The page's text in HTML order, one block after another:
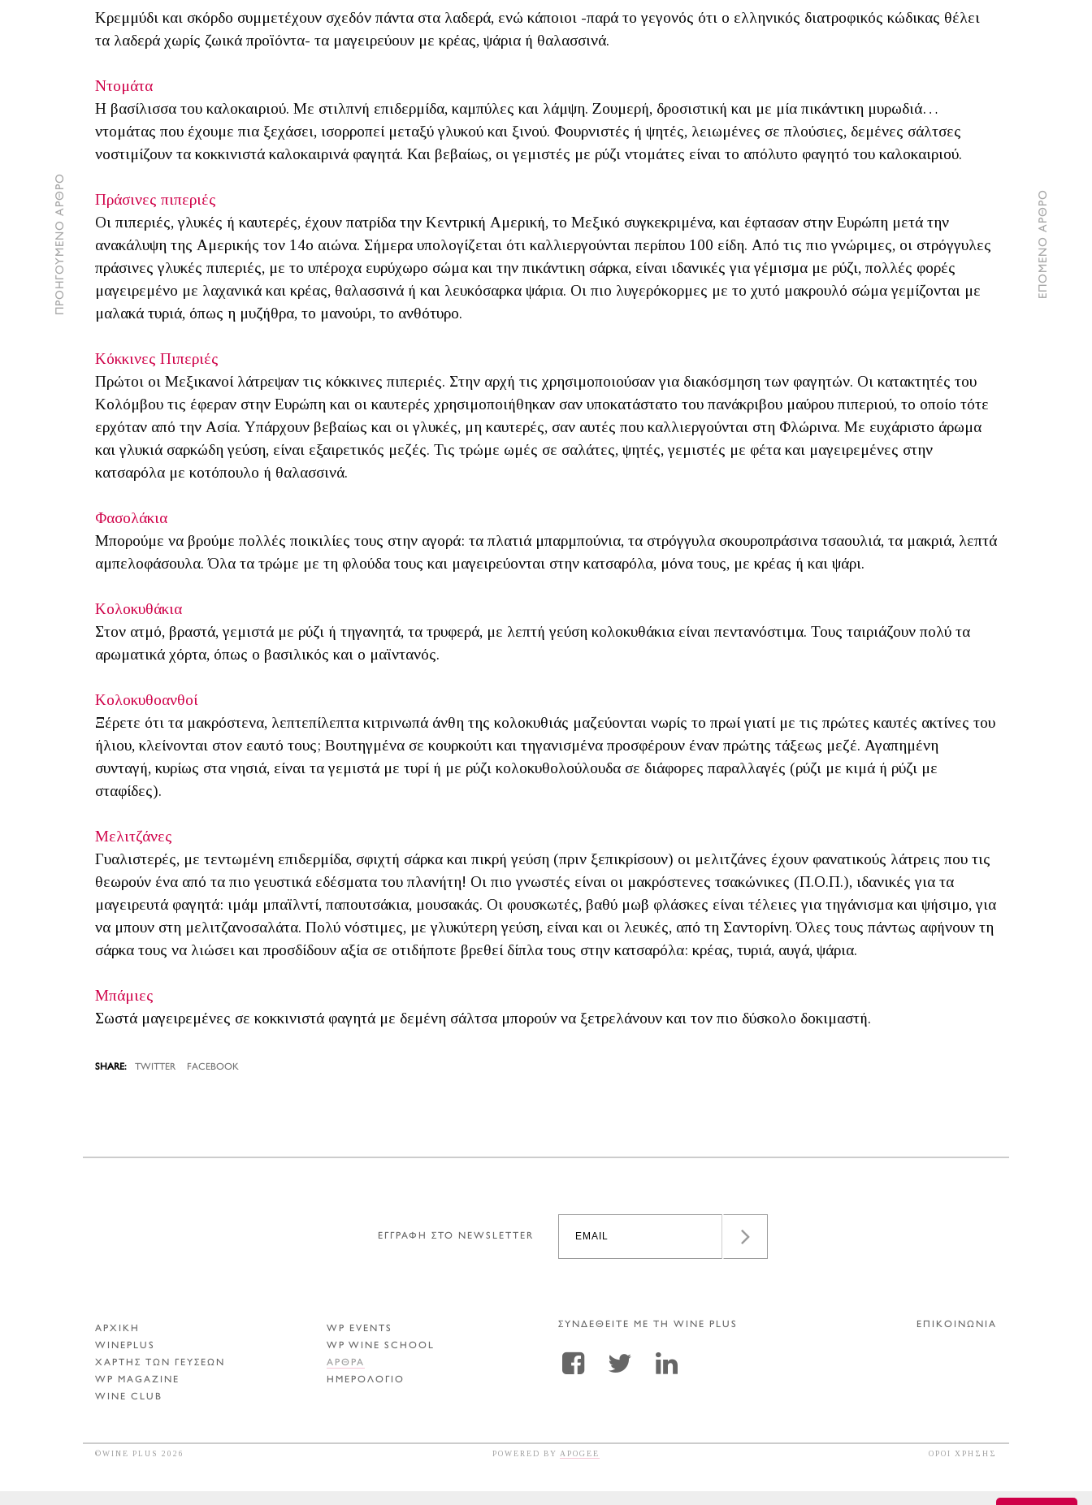
ΠΡΟΗΓΟΥΜΕΝΟ ΑΡΘΡΟ ΕΠΟΜΕΝΟ ΑΡΘΡΟ
Κρεμμύδι και σκόρδο συμμετέχουν σχεδόν πάντα στα λαδερά, ενώ κάποιοι -παρά το γεγονός ότι ο ελληνικός διατροφικός κώδικας θέλει
τα λαδερά χωρίς ζωικά προϊόντα- τα μαγειρεύουν με κρέας, ψάρια ή θαλασσινά.
Ντομάτα
Η βασίλισσα του καλοκαιριού. Με στιλπνή επιδερμίδα, καμπύλες και λάμψη. Ζουμερή, δροσιστική και με μία πικάντικη μυρωδιά…
ντομάτας που έχουμε πια ξεχάσει, ισορροπεί μεταξύ γλυκού και ξινού. Φουρνιστές ή ψητές, λειωμένες σε πλούσιες, δεμένες σάλτσες
νοστιμίζουν τα κοκκινιστά καλοκαιρινά φαγητά. Και βεβαίως, οι γεμιστές με ρύζι ντομάτες είναι το απόλυτο φαγητό του καλοκαιριού.
Πράσινες πιπεριές
Οι πιπεριές, γλυκές ή καυτερές, έχουν πατρίδα την Κεντρική Αμερική, το Μεξικό συγκεκριμένα, και έφτασαν στην Ευρώπη μετά την
ανακάλυψη της Αμερικής τον 14ο αιώνα. Σήμερα υπολογίζεται ότι καλλιεργούνται περίπου 100 είδη. Από τις πιο γνώριμες, οι στρόγγυλες
πράσινες γλυκές πιπεριές, με το υπέροχα ευρύχωρο σώμα και την πικάντικη σάρκα, είναι ιδανικές για γέμισμα με ρύζι, πολλές φορές
μαγειρεμένο με λαχανικά και κρέας, θαλασσινά ή και λευκόσαρκα ψάρια. Οι πιο λυγερόκορμες με το χυτό μακρουλό σώμα γεμίζονται με
μαλακά τυριά, όπως η μυζήθρα, το μανούρι, το ανθότυρο.
Κόκκινες Πιπεριές
Πρώτοι οι Μεξικανοί λάτρεψαν τις κόκκινες πιπεριές. Στην αρχή τις χρησιμοποιούσαν για διακόσμηση των φαγητών. Οι κατακτητές του
Κολόμβου τις έφεραν στην Ευρώπη και οι καυτερές χρησιμοποιήθηκαν σαν υποκατάστατο του πανάκριβου μαύρου πιπεριού, το οποίο τότε
ερχόταν από την Ασία. Υπάρχουν βεβαίως και οι γλυκές, μη καυτερές, σαν αυτές που καλλιεργούνται στη Φλώρινα. Με ευχάριστο άρωμα
και γλυκιά σαρκώδη γεύση, είναι εξαιρετικός μεζές. Τις τρώμε ωμές σε σαλάτες, ψητές, γεμιστές με φέτα και μαγειρεμένες στην
κατσαρόλα με κοτόπουλο ή θαλασσινά.
Φασολάκια
Μπορούμε να βρούμε πολλές ποικιλίες τους στην αγορά: τα πλατιά μπαρμπούνια, τα στρόγγυλα σκουροπράσινα τσαουλιά, τα μακριά, λεπτά
αμπελοφάσουλα. Όλα τα τρώμε με τη φλούδα τους και μαγειρεύονται στην κατσαρόλα, μόνα τους, με κρέας ή και ψάρι.
Κολοκυθάκια
Στον ατμό, βραστά, γεμιστά με ρύζι ή τηγανητά, τα τρυφερά, με λεπτή γεύση κολοκυθάκια είναι πεντανόστιμα. Τους ταιριάζουν πολύ τα
αρωματικά χόρτα, όπως ο βασιλικός και ο μαϊντανός.
Κολοκυθοανθοί
Ξέρετε ότι τα μακρόστενα, λεπτεπίλεπτα κιτρινωπά άνθη της κολοκυθιάς μαζεύονται νωρίς το πρωί γιατί με τις πρώτες καυτές ακτίνες του
ήλιου, κλείνονται στον εαυτό τους; Βουτηγμένα σε κουρκούτι και τηγανισμένα προσφέρουν έναν πρώτης τάξεως μεζέ. Αγαπημένη
συνταγή, κυρίως στα νησιά, είναι τα γεμιστά με τυρί ή με ρύζι κολοκυθολούλουδα σε διάφορες παραλλαγές (ρύζι με κιμά ή ρύζι με
σταφίδες).
Μελιτζάνες
Γυαλιστερές, με τεντωμένη επιδερμίδα, σφιχτή σάρκα και πικρή γεύση (πριν ξεπικρίσουν) οι μελιτζάνες έχουν φανατικούς λάτρεις που τις
θεωρούν ένα από τα πιο γευστικά εδέσματα του πλανήτη! Οι πιο γνωστές είναι οι μακρόστενες τσακώνικες (Π.Ο.Π.), ιδανικές για τα
μαγειρευτά φαγητά: ιμάμ μπαϊλντί, παπουτσάκια, μουσακάς. Οι φουσκωτές, βαθύ μωβ φλάσκες είναι τέλειες για τηγάνισμα και ψήσιμο, για
να μπουν στη μελιτζανοσαλάτα. Πολύ νόστιμες, με γλυκύτερη γεύση, είναι και οι λευκές, από τη Σαντορίνη. Όλες τους πάντως αφήνουν τη
σάρκα τους να λιώσει και προσδίδουν αξία σε οτιδήποτε βρεθεί δίπλα τους στην κατσαρόλα: κρέας, τυριά, αυγά, ψάρια.
Μπάμιες
Σωστά μαγειρεμένες σε κοκκινιστά φαγητά με δεμένη σάλτσα μπορούν να ξετρελάνουν και τον πιο δύσκολο δοκιμαστή.
TWITTER FACEBOOK
ΕΓΓΡΑΦΗ ΣΤΟ NEWSLETTER
ΑΡΧΙΚΗ
WINEPLUS
ΧΑΡΤΗΣ ΤΩΝ ΓΕΥΣΕΩΝ
WP MAGAZINE
WINE CLUB
WP EVENTS
WP WINE SCHOOL
ΑΡΘΡΑ
ΗΜΕΡΟΛΟΓΙΟ
ΣΥΝΔΕΘΕΙΤΕ ΜΕ ΤΗ WINE PLUS ΕΠΙΚΟΙΝΩΝΙΑ
©WINE PLUS 2026 POWERED BY APOGEE ΟΡΟΙ ΧΡΗΣΗΣ